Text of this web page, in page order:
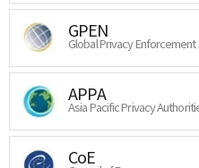
GPEN
Global Privacy
APPA
Asia Pacific Privacy
CoE